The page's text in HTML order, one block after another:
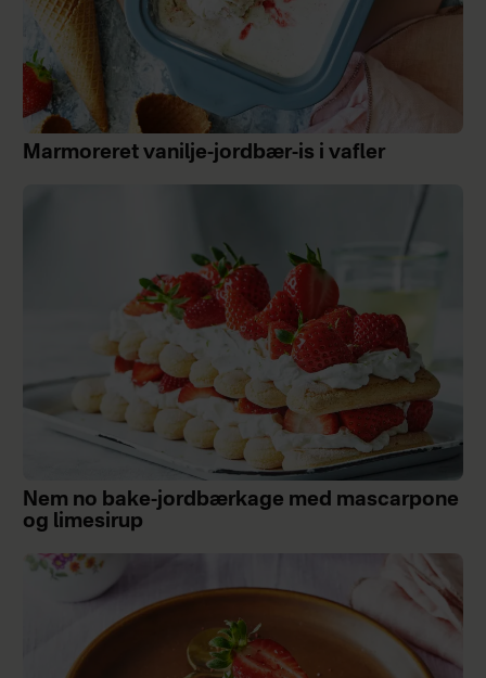
Marmoreret vanilje-jordbær-is i vafler
Nem no bake-jordbærkage med mascarpone
og limesirup